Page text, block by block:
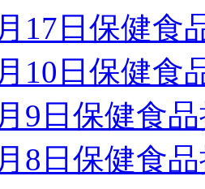
17日保健食
10日保健食
9日保健食
8日保健食